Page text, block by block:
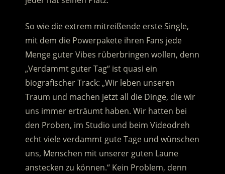
So wie die extrem mitreißende erste Single,
mit dem die Powerpakete ihren Fans jede
Menge guter Vibes rüberbringen wollen, denn
„Verdammt guter Tag“ ist quasi ein
biografischer Track: „Wir leben unseren
Traum und machen jetzt all die Dinge, die wir
uns immer erträumt haben. Wir hatten bei
den Proben, im Studio und beim Videodreh
echt viele verdammt gute Tage und wünschen
uns, Menschen mit unserer guten Laune
anstecken zu können.“ Kein Problem, denn